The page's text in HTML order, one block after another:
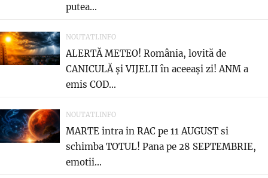
putea...
NOUTATI.INFO
ALERTĂ METEO! România, lovită de
CANICULĂ și VIJELII în aceeași zi! ANM a
emis COD...
NOUTATI.INFO
MARTE intra in RAC pe 11 AUGUST si
schimba TOTUL! Pana pe 28 SEPTEMBRIE,
emotii...